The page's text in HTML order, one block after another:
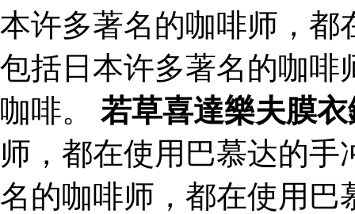
本许多著名的咖啡师，都
包括日本许多著名的咖啡
咖啡。 若草喜達樂夫膜衣
师，都在使用巴慕达的
名的咖啡师，都在使用巴